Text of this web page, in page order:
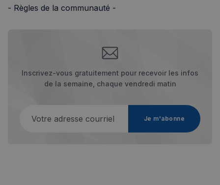
- Règles de la communauté -
Inscrivez-vous gratuitement pour recevoir les infos
de la semaine, chaque vendredi matin
Je m'abonne